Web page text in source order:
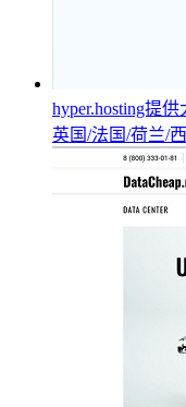
hyper.hosting提
英国/法国/荷兰/